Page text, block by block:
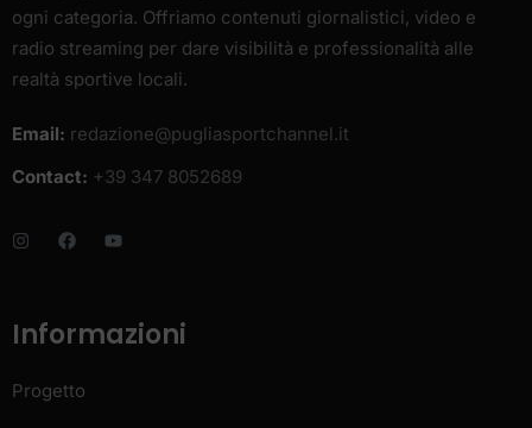
ogni categoria. Offriamo contenuti giornalistici, video e
radio streaming per dare visibilità e professionalità alle
realtà sportive locali.
Email: redazione@pugliasportchannel.it
Contact: +39 347 8052689
Informazioni
Progetto